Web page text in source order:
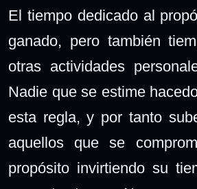
El tiempo dedicado al
ganado, pero también
otras actividades
Nadie que se estime
esta regla, y por tanto
aquellos que se
propósito invirtiendo su